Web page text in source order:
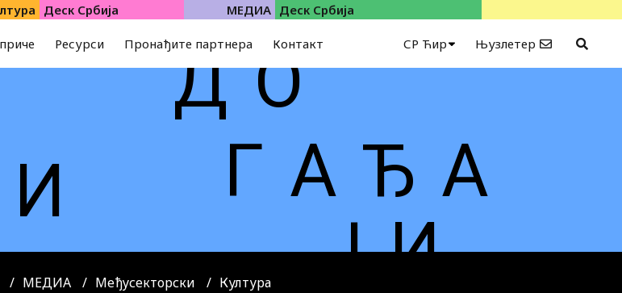
Деск Србија МЕДИА Деск Србија
Ресурси Пронађите партнера Контакт СР Ћир Њузлетер
Д О
И
Г А Ђ А
Ј И
МЕДИА Међусекторски Култура